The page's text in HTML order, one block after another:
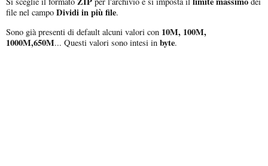
file nel campo Dividi in più file.
Sono già presenti di default alcuni valori con 10M, 100M,
1000M,650M... Questi valori sono intesi in byte.